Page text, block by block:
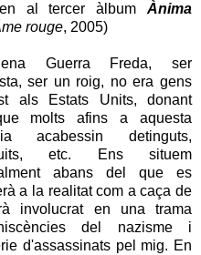
al tercer àlbumÀnima
rouge, 2005)
Guerra Freda, ser
ser un roig, no era gens
als Estats Units, donant
molts afins a aquesta
acabessin detinguts,
etc. Ens situem
abans del que es
a la realitat com a caça de
involucrat en una trama
del nazisme i
d'assassinats pel mig. En